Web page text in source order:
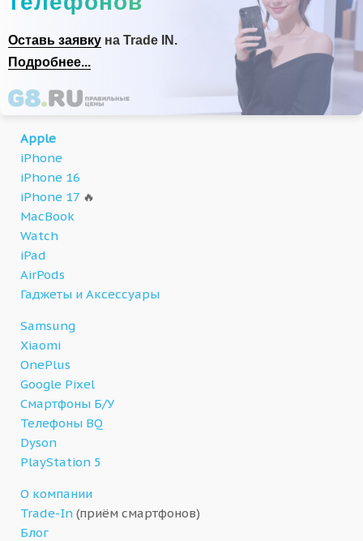
Оставь заявку на Trade IN.
Подробнее...
Apple
iPhone
iPhone 16
iPhone 17 🔥
MacBook
Watch
iPad
AirPods
Гаджеты и Аксессуары
Samsung
Xiaomi
OnePlus
Google Pixel
Смартфоны Б/У
Телефоны BQ
Dyson
PlayStation 5
О компании
Trade-In (приём смартфонов)
Блог